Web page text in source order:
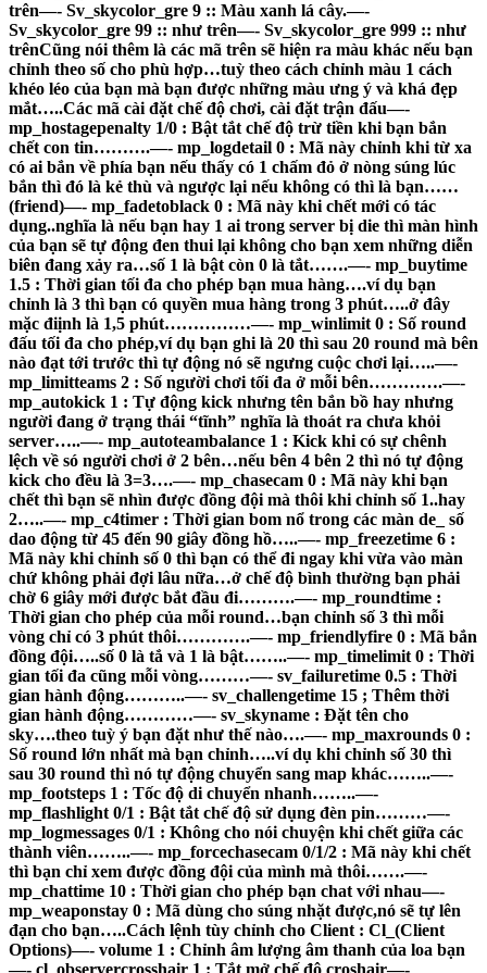
trên—- Sv_skycolor_gre 9 :: Màu xanh lá cây.—-
Sv_skycolor_gre 99 :: như trên—- Sv_skycolor_gre 999 :: như
trênCũng nói thêm là các mã trên sẽ hiện ra màu khác nếu bạn
chỉnh theo số cho phù hợp…tuỳ theo cách chỉnh màu 1 cách
khéo léo của bạn mà bạn được những màu ưng ý và khá đẹp
mắt…..Các mã cài đặt chế độ chơi, cài đặt trận đấu—-
mp_hostagepenalty 1/0 : Bật tắt chế độ trừ tiền khi bạn bắn
chết con tin……….—- mp_logdetail 0 : Mã này chỉnh khi từ xa
có ai bắn về phía bạn nếu thấy có 1 chấm đỏ ở nòng súng lúc
bắn thì đó là kẻ thù và ngược lại nếu không có thì là bạn……
(friend)—- mp_fadetoblack 0 : Mã này khi chết mới có tác
dụng..nghĩa là nếu bạn hay 1 ai trong server bị die thì màn hình
của bạn sẽ tự động đen thui lại không cho bạn xem những diễn
biên đang xảy ra…số 1 là bật còn 0 là tắt…….—- mp_buytime
1.5 : Thời gian tối đa cho phép bạn mua hàng….ví dụ bạn
chỉnh là 3 thì bạn có quyền mua hàng trong 3 phút…..ở đây
mặc điịnh là 1,5 phút……………—- mp_winlimit 0 : Số round
đấu tối đa cho phép,ví dụ bạn ghi là 20 thì sau 20 round mà bên
nào đạt tới trước thì tự động nó sẽ ngưng cuộc chơi lại…..—-
mp_limitteams 2 : Số người chơi tối đa ở mỗi bên………….—-
mp_autokick 1 : Tự động kick nhưng tên bắn bồ hay nhưng
người đang ở trạng thái “tĩnh” nghĩa là thoát ra chưa khỏi
server…..—- mp_autoteambalance 1 : Kick khi có sự chênh
lệch về só người chơi ở 2 bên…nếu bên 4 bên 2 thì nó tự động
kick cho đều là 3=3….—- mp_chasecam 0 : Mã này khi bạn
chết thì bạn sẽ nhìn được đồng đội mà thôi khi chỉnh số 1..hay
2…..—- mp_c4timer : Thời gian bom nổ trong các màn de_ số
dao động từ 45 đến 90 giây đồng hồ…..—- mp_freezetime 6 :
Mã này khi chỉnh số 0 thì bạn có thể đi ngay khi vừa vào màn
chứ không phải đợi lâu nữa…ở chế độ bình thường bạn phải
chờ 6 giây mới được bắt đầu đi……….—- mp_roundtime :
Thời gian cho phép của mỗi round…bạn chỉnh số 3 thì mỗi
vòng chỉ có 3 phút thôi………….—- mp_friendlyfire 0 : Mã bắn
đồng đội…..số 0 là tắ và 1 là bật……..—- mp_timelimit 0 : Thời
gian tối đa cũng mỗi vòng………—- sv_failuretime 0.5 : Thời
gian hành động………..—- sv_challengetime 15 ; Thêm thời
gian hành động…………—- sv_skyname : Đặt tên cho
sky….theo tuỳ ý bạn đặt như thế nào….—- mp_maxrounds 0 :
Số round lớn nhất mà bạn chỉnh…..ví dụ khi chỉnh số 30 thì
sau 30 round thì nó tự động chuyển sang map khác……..—-
mp_footsteps 1 : Tốc độ di chuyển nhanh……..—-
mp_flashlight 0/1 : Bật tắt chế độ sử dụng đèn pin………—-
mp_logmessages 0/1 : Không cho nói chuyện khi chết giữa các
thành viên……..—- mp_forcechasecam 0/1/2 : Mã này khi chết
thì bạn chỉ xem được đồng đội của mình mà thôi…….—-
mp_chattime 10 : Thời gian cho phép bạn chat với nhau—-
mp_weaponstay 0 : Mã dùng cho súng nhặt được,nó sẽ tự lên
đạn cho bạn…..Cách lệnh tùy chỉnh cho Client : Cl_(Client
Options)—- volume 1 : Chỉnh âm lượng âm thanh của loa bạn
—- cl_observercrosshair 1 : Tắt mở chế độ croshair—-